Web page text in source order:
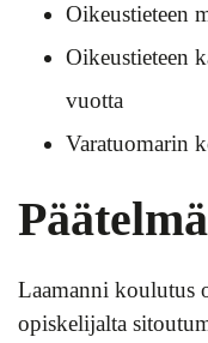
Oikeustieteen
Oikeustieteen
vuotta
Varatuomarin
Päätelmä
Laamanni koulutus
opiskelijalta